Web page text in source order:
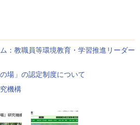
：教職員等環境教育・学習推進リーダー
場」の認定制度について
機構